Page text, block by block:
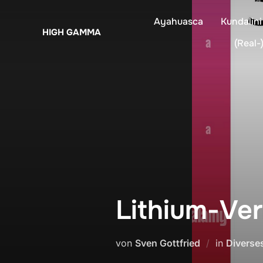
HIGH GAMMA
Ayahuasca Kundalini
Lithium-
von Sven Gottfried in